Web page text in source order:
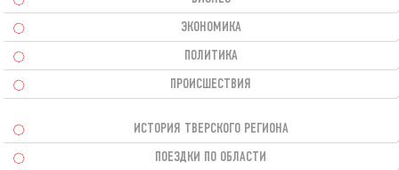
ЭКОНОМИКА
ПОЛИТИКА
ПРОИСШЕСТВИЯ
ИСТОРИЯ ТВЕРСКОГО РЕГИОНА
ПОЕЗДКИ ПО ОБЛАСТИ